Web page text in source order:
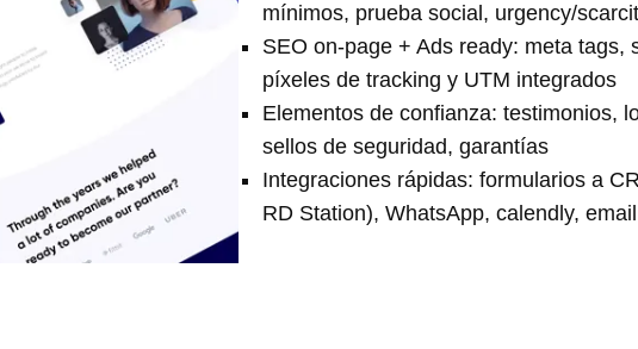
mínimos, prueba social, urgency/
SEO on-page + Ads ready: meta tags,
píxeles de tracking y UTM integrados
Elementos de confianza: testimonios,
sellos de seguridad, garantías
Integraciones rápidas: formularios a
RD Station), WhatsApp, calendly,